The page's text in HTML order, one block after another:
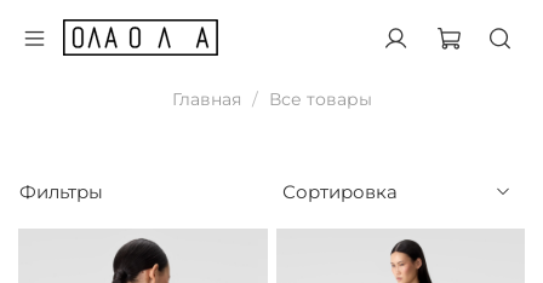
Главная Все товары
Фильтры